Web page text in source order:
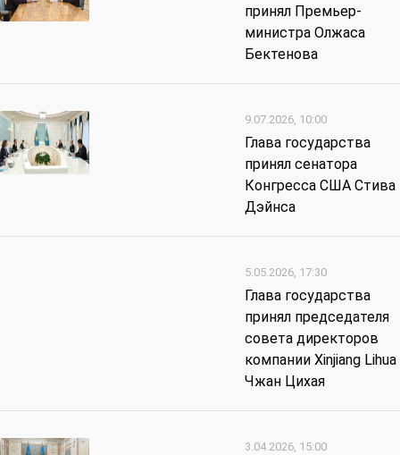
принял Премьер-
министра Олжаса
Бектенова
9.07.2026, 10:00
Глава государства
принял сенатора
Конгресса США Стива
Дэйнса
5.05.2026, 17:30
Глава государства
принял председателя
совета директоров
компании Xinjiang Lihua
Чжан Цихая
3.04.2026, 15:00